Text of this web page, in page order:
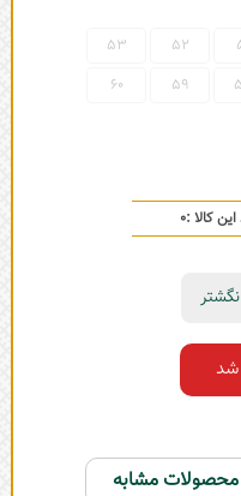
52
53
59
60
این کالا :0
شد
محصولات مشابه